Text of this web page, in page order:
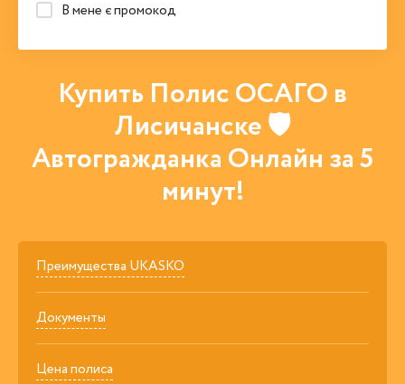
Купить Полис ОСАГО в
Лисичанске 🛡
Автогражданка Онлайн за 5
минут!
В мене є промокод
Преимущества UKASKO
Документы
Цена полиса